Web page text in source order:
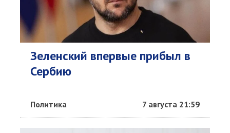
Зеленский впервые прибыл в
Сербию
Политика 7 августа 21:59